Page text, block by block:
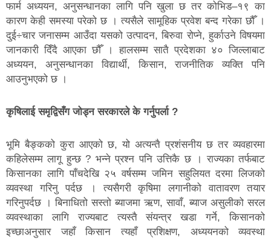
फार्म अध्ययन, अनुसन्धानका लागि पनि खुला छ तर कोभिड–१९ का
कारण केही समस्या परेको छ । त्यसैले सामूहिक प्रवेश बन्द गरेका छौँ ।
दुई÷चार जनासम्म आउँदा यसको उत्पादन, बिरुवा रोप्ने, हुर्काउने विषयमा
जानकारी दिँदै आएका छौँ । हालसम्म सातै प्रदेशका ४० जिल्लाबाट
अध्ययन, अनुसन्धानका विद्यार्थी, किसान, राजनीतिक व्यक्ति पनि
आउनुभएको छ ।
कृषिलाई समृद्विसँग जोड्न सरकारले के गर्नुपर्ला ?
भूमि बैङ्कको कुरा आएको छ, यो अत्यन्तै प्रशंसनीय छ तर व्यवहारमा
कहिलेसम्म लागू हुन्छ ? भन्ने प्रश्न पनि उत्तिकै छ । राज्यका तर्फबाट
किसानका लागि पाँचदेखि २५ वर्षसम्म जमिन सहुलियत दरमा लिजको
व्यवस्था गरिनु पर्दछ । त्यसैगरी कृषिमा लगानीको वातावरण तयार
गरिनुपर्दछ । बिनाधितो सस्तो ब्याजमा ऋण, सावाँ, ब्याज असुलीको सरल
व्यवस्थाका लागि राज्यबाट त्यस्तै संयन्त्र खडा गर्ने, किसानको
इच्छाअनुसार जहाँ किसान त्यहाँ प्रशिक्षण, अध्ययनको व्यवस्था